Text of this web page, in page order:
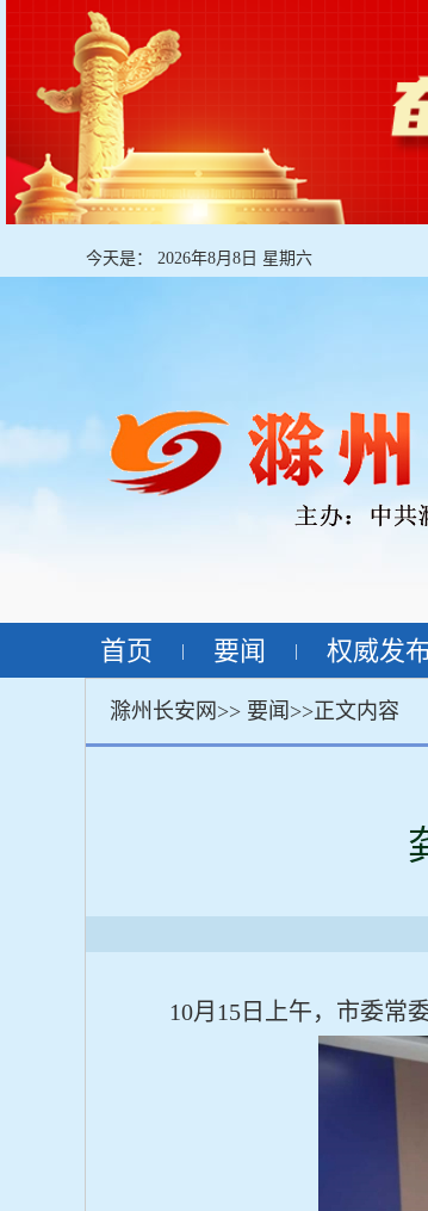
今天是： 2026年8月8日 星期六
首页 要闻 权威发
滁州长安网>> 要闻 >>正文内容
10月15日上午，市委常